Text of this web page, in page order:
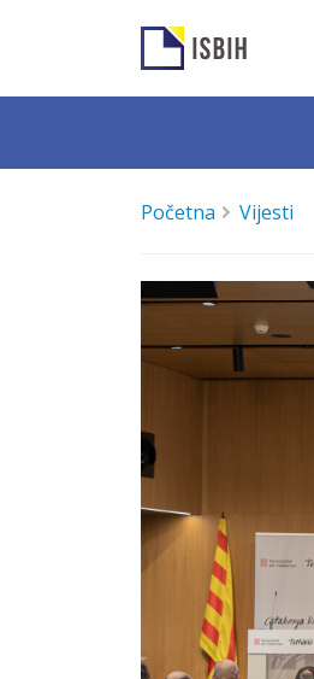
Početna Vijesti